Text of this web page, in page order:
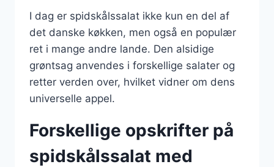
I dag er spidskålssalat ikke kun en del af
det danske køkken, men også en populær
ret i mange andre lande. Den alsidige
grøntsag anvendes i forskellige salater og
retter verden over, hvilket vidner om dens
universelle appel.
Forskellige opskrifter på
spidskålssalat med